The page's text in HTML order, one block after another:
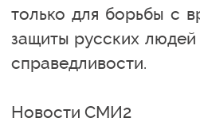
только для борьбы с
защиты русских людей
справедливости.
Новости СМИ2